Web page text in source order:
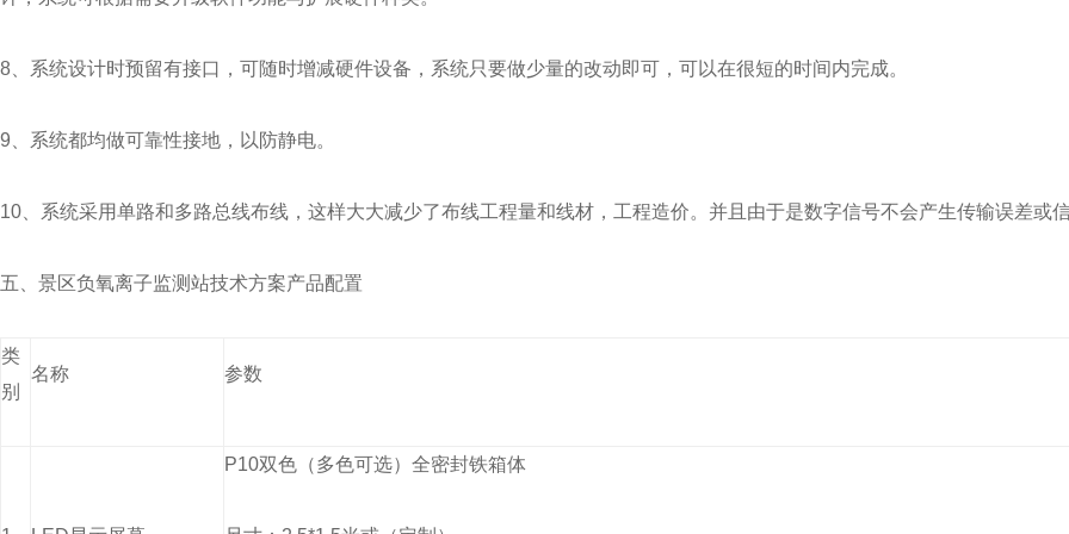
8、系统设计时预留有接口，可随时增减硬件设备，系统只要做少量的改动即可，可以在很短的时间内完成。
9、系统都均做可靠性接地，以防静电。
10、系统采用单路和多路总线布线，这样大大减少了布线工程量和线材，工程造价。并且由于是数字信号不会产生传输误差或信
五、景区负氧离子监测站技术方案产品配置
类
别
名称 参数
P10双色（多色可选）全密封铁箱体